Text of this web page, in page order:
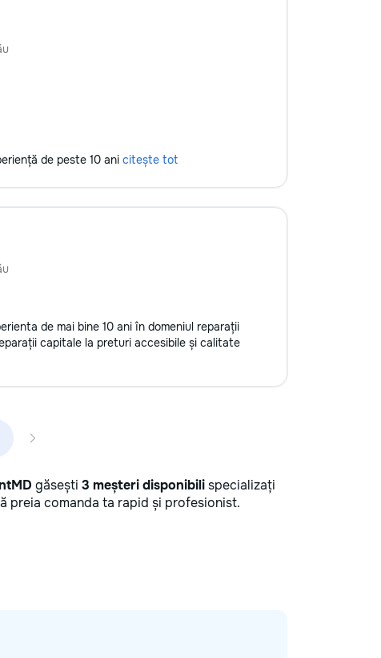
уходе за дачей. Почему выбирают
внимание к деталям, мы заботимся
Обращайтесь за помощью — мы
решим любую задачу быстро и
качественно.
de peste 10 ani citește tot
de mai bine 10 ani în domeniul reparații
capitale la preturi accesibile și calitate
găsești 3 meșteri disponibilispecializați
preia comanda ta rapid și profesionist.